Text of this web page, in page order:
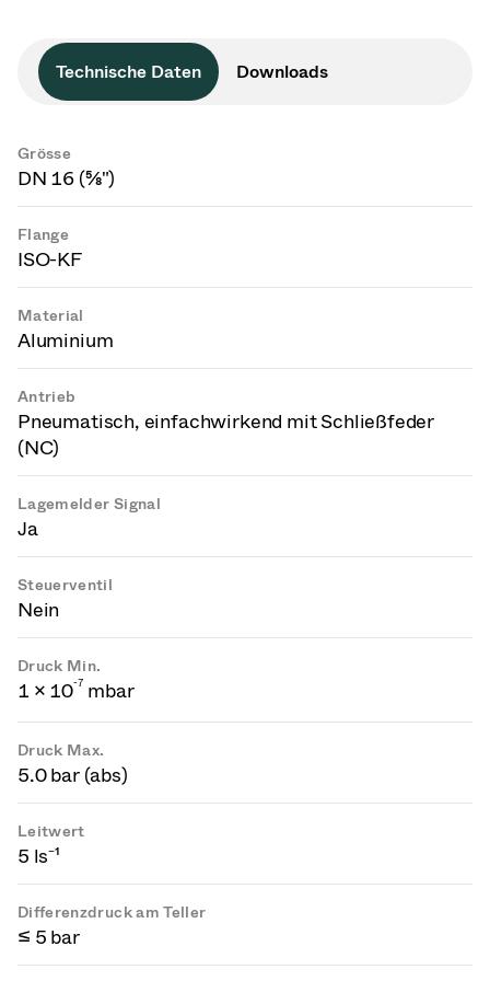
Technische Daten Downloads
Grösse
DN 16 (⅝")
Flange
ISO-KF
Material
Aluminium
Antrieb
Pneumatisch, einfachwirkend mit Schließfeder
(NC)
Lagemelder Signal
Ja
Steuerventil
Nein
Druck Min.
1 × 10-7 mbar
Druck Max.
5.0 bar (abs)
Leitwert
5 ls⁻¹
Differenzdruck am Teller
≤ 5 bar